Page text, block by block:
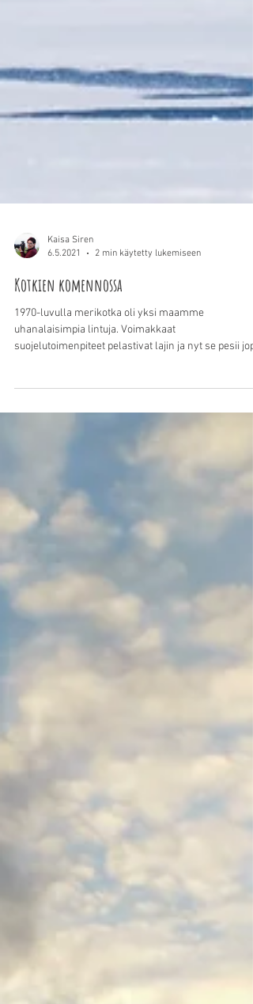
Kaisa Siren
6.5.2021
2 min käytetty lukemiseen
Kotkien komennossa